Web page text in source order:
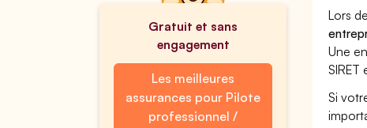
Gratuit et sans
engagement
Les meilleures
assurances pour Pilote
professionnel /
Lors
Une
SIRET
Si